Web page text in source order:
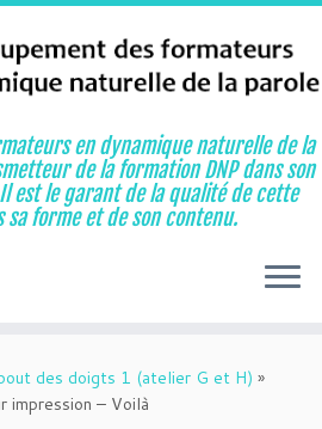
en dynamique naturelle de la
de la formation DNP dans son
est le garant de la qualité de cette
sa forme et de son contenu.
des doigts 1 (atelier G et H) »
impression – Voilà